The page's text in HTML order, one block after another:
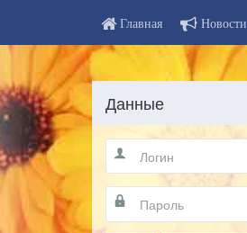
Главная Новости
Данные